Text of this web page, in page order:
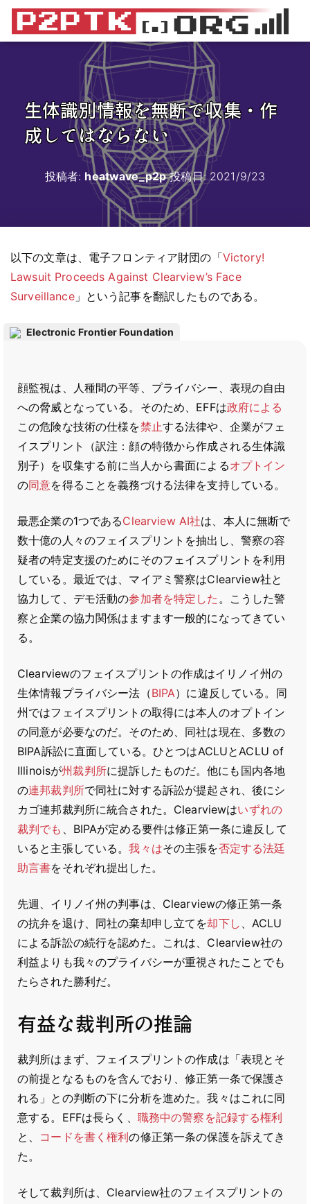
生体識別情報を無断で収集・作
成してはならない
投稿者: heatwave_p2p投稿日:2021/9/23
以下の文章は、電子フロンティア財団の「Victory!
Lawsuit Proceeds Against Clearview’s Face
Surveillance」という記事を翻訳したものである。
Electronic Frontier Foundation
顔監視は、人種間の平等、プライバシー、表現の自由
への脅威となっている。そのため、EFFは政府による
この危険な技術の仕様を禁止する法律や、企業がフェ
イスプリント（訳注：顔の特徴から作成される生体識
別子）を収集する前に当人から書面によるオプトイン
の同意を得ることを義務づける法律を支持している。
最悪企業の1つであるClearview AI社は、本人に無断で
数十億の人々のフェイスプリントを抽出し、警察の容
疑者の特定支援のためにそのフェイスプリントを利用
している。最近では、マイアミ警察はClearview社と
協力して、デモ活動の参加者を特定した 。こうした警
察と企業の協力関係はますます一般的になってきてい
る。
Clearviewのフェイスプリントの作成はイリノイ州の
生体情報プライバシー法（BIPA）に違反している。同
州ではフェイスプリントの取得には本人のオプトイン
の同意が必要なのだ。そのため、同社は現在、多数の
BIPA訴訟に直面している。ひとつはACLUとACLU of
Illinoisが州裁判所に提訴したものだ。他にも国内各地
の連邦裁判所で同社に対する訴訟が提起され、後にシ
カゴ連邦裁判所に統合された。Clearviewはいずれの
裁判でも 、BIPAが定める要件は修正第一条に違反して
いると主張している。我々はその主張を否定する法廷
助言書をそれぞれ提出した。
先週、イリノイ州の判事は、Clearviewの修正第一条
の抗弁を退け、同社の棄却申し立てを却下し 、ACLU
による訴訟の続行を認めた。これは、Clearview社の
利益よりも我々のプライバシーが重視されたことでも
たらされた勝利だ。
有益な裁判所の推論
裁判所はまず、フェイスプリントの作成は「表現とそ
の前提となるものを含んでおり、修正第一条で保護さ
れる」との判断の下に分析を進めた。我々はこれに同
意する。EFFは長らく、 職務中の警察を記録する権利
と、 コードを書く権利の修正第一条の保護を訴えてき
た。
そして裁判所は、Clearview社のフェイスプリントの